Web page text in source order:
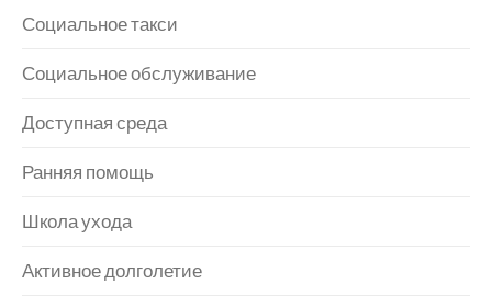
Социальное такси
Социальное обслуживание
Доступная среда
Ранняя помощь
Школа ухода
Активное долголетие